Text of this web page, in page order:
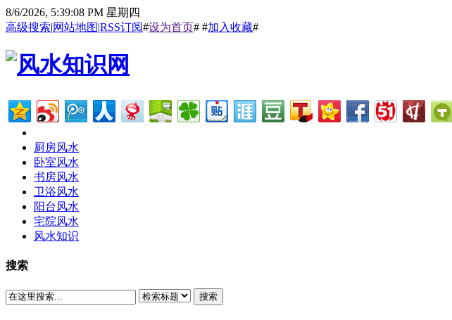
8/6/2026, 5:39:08 PM 星期四
高级搜索|网站地图|RSS订阅#设为首页# #加入收藏#
厨房风水
卧室风水
书房风水
卫浴风水
阳台风水
宅院风水
风水知识
搜索
搜索